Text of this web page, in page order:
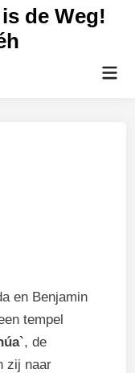
de Weg!
en Benjamin
tempel
, de
zij naar